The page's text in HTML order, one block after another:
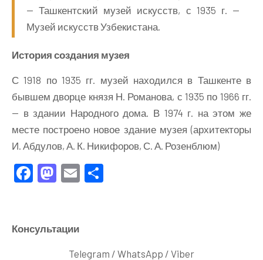
— Ташкентский музей искусств, с 1935 г. —
Музей искусств Узбекистана.
История создания музея
С 1918 по 1935 гг. музей находился в Ташкенте в
бывшем дворце князя Н. Романова, с 1935 по 1966 гг.
— в здании Народного дома. В 1974 г. на этом же
месте построено новое здание музея (архитекторы
И. Абдулов, А. К. Никифоров, С. А. Розенблюм)
Facebook
Mastodon
Email
Консультации
Telegram / WhatsApp / Viber